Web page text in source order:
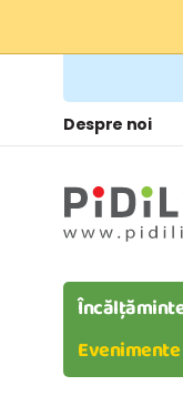
Despre noi
Evenimente